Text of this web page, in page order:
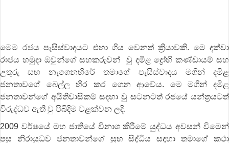
මෙම රජය පැසිස්වාදයට එහා ගිය වෙනත් ක්‍රියාවකි. මෙ දක්වා
රාජය හමුදා ඔවුන්ගේ සහකරුවන් වු දමිළ ද්‍රෝහි කණ්ඩායම් සහ
උතුරු සහ නැගෙනහිරේ තමාගේ පැසිස්වාදය මගින් දමිළ
ජනතාවගේ බෙල්ල හිර කර ගෙන ආවේය. මෙ මගින් දමිළ
ජනතාවන්ගේ අයිතිවාසිකම් සදහා වු සටනටත් රජයේ යන්ත්‍රයටත්
විරුද්ධව ඇති වු පිබිදිම වළක්වන ලදි.
2009 වර්ෂයේ මහ ජාතියේ විනාශ කිරීමේ යුද්ධය අවසන් විමෙන්
පසු නිරායුධව ජනතාවන්ගේ සුභ සිද්ධිය සදහා තමාගේ කථා